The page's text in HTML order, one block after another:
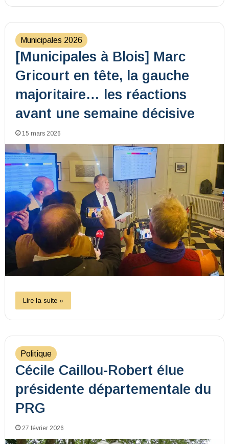
Municipales 2026
[Municipales à Blois] Marc
Gricourt en tête, la gauche
majoritaire… les réactions
avant une semaine décisive
15 mars 2026
Lire la suite »
Politique
Cécile Caillou-Robert élue
présidente départementale du
PRG
27 février 2026